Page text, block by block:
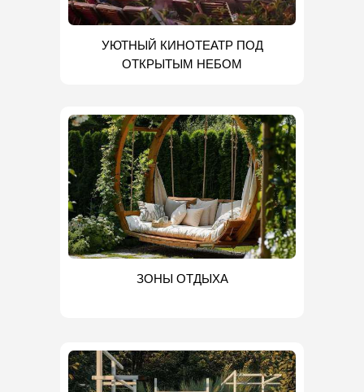
УЮТНЫЙ КИНОТЕАТР ПОД
ОТКРЫТЫМ НЕБОМ
ЗОНЫ ОТДЫХА